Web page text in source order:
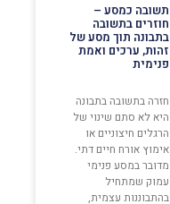
תשובה כמסע –
חוזרים בתשובה
בתבונה תוך מסע של
זהות, ערכים ואמת
פנימית
חזרה בתשובה בתבונה
היא לא סתם שינוי של
הרגלים חיצוניים או
אימוץ אורח חיים דתי.
מדובר במסע פנימי
עמוק שמתחיל
בהתבוננות עצמית,